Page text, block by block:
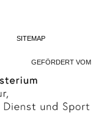
SITEMAP
GEFÖRDERT VOM